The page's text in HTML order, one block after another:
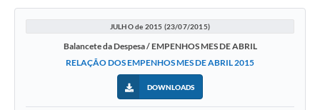
JULHO de 2015 (23/07/2015)
Balancete da Despesa / EMPENHOS MES DE ABRIL
RELAÇÃO DOS EMPENHOS MES DE ABRIL 2015
DOWNLOADS